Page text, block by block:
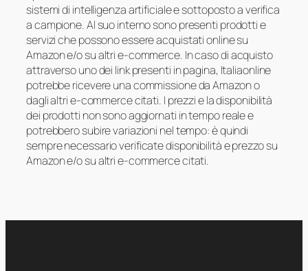
sistemi di intelligenza artificiale e sottoposto a verifica
a campione. Al suo interno sono presenti prodotti e
servizi che possono essere acquistati online su
Amazon e/o su altri e-commerce. In caso di acquisto
attraverso uno dei link presenti in pagina, Italiaonline
potrebbe ricevere una commissione da Amazon o
dagli altri e-commerce citati. I prezzi e la disponibilità
dei prodotti non sono aggiornati in tempo reale e
potrebbero subire variazioni nel tempo: è quindi
sempre necessario verificate disponibilità e prezzo su
Amazon e/o su altri e-commerce citati.